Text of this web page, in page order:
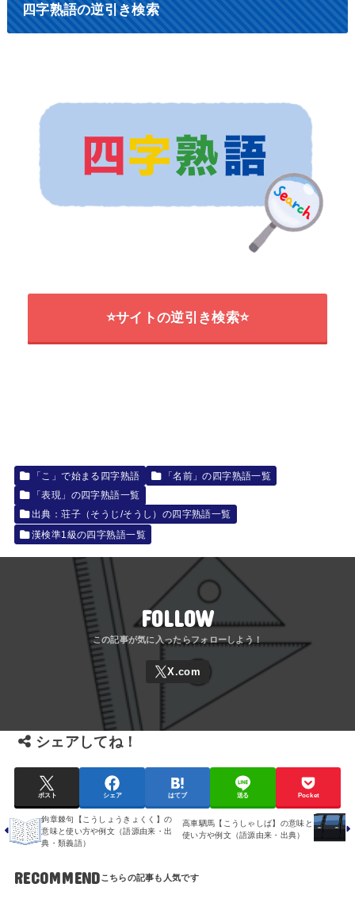
四字熟語の逆引き検索
⭐サイトの逆引き検索⭐
「こ」で始まる四字熟語
「名前」の四字熟語一覧
「表現」の四字熟語一覧
出典：荘子（そうじ/そうし）の四字熟語一覧
漢検準1級の四字熟語一覧
FOLLOW
シェアしてね！
ポスト シェア はてブ 送る Pocket
鉤章棘句【こうしょうきょくく】の
意味と使い方や例文（語源由来・出
典・類義語）
高車駟馬【こうしゃしば】の意味と
使い方や例文（語源由来・出典）
RECOMMEND